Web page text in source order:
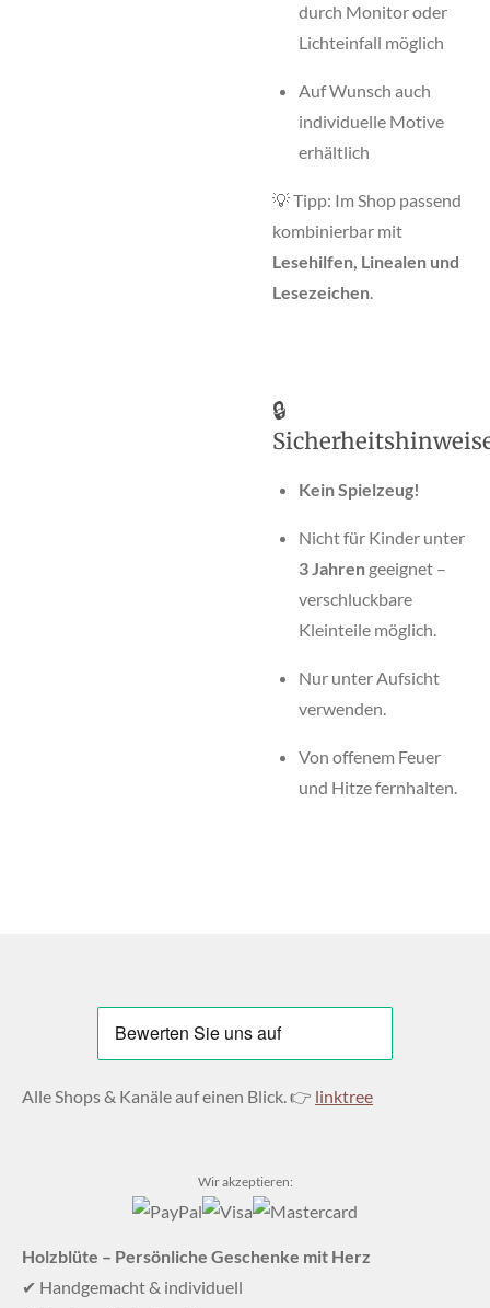
durch Monitor oder
Lichteinfall möglich
Auf Wunsch auch
individuelle Motive
erhältlich
💡 Tipp: Im Shop passend
kombinierbar mit
Lesehilfen, Linealen und
Lesezeichen
🔒
Kein Spielzeug!
Nicht für Kinder unter
3 Jahren geeignet –
verschluckbare
Kleinteile möglich.
Nur unter Aufsicht
verwenden.
Von offenem Feuer
und Hitze fernhalten.
Alle Shops & Kanäle auf einen Blick. 👉 linktree
Wir akzeptieren:
Holzblüte – Persönliche Geschenke mit Herz
✔ Handgemacht & individuell